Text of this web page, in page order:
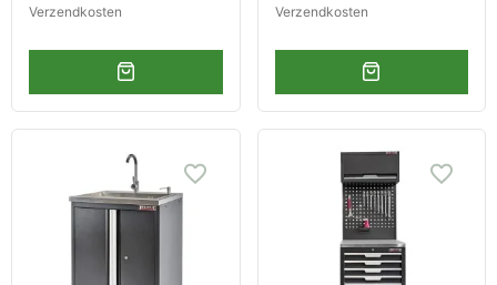
Verzendkosten
Verzendkosten